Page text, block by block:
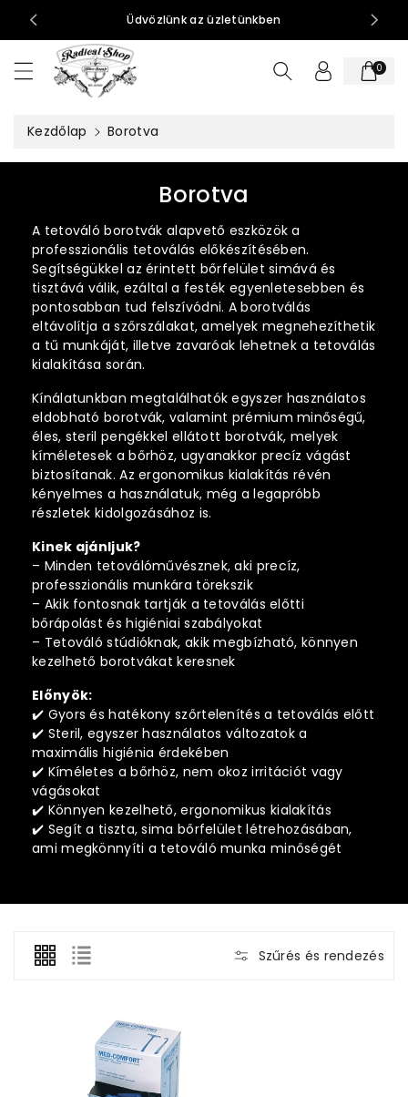
al
m
15:00 Üdvözlünk az üzletünkben
0
Kezdőlap Borotva
K
l
l
e
k
c
ó
:
Borotva
A tetováló borotvák alapvető eszközök a
professzionális tetoválás előkészítésében.
Segítségükkel az érintett bőrfelület simává és
tisztává válik, ezáltal a festék egyenletesebben és
pontosabban tud felszívódni. A borotválás
eltávolítja a szőrszálakat, amelyek megnehezíthetik
a tű munkáját, illetve zavaróak lehetnek a tetoválás
kialakítása során.
Kínálatunkban megtalálhatók egyszer használatos
eldobható borotvák, valamint prémium minőségű,
éles, steril pengékkel ellátott borotvák, melyek
kíméletesek a bőrhöz, ugyanakkor precíz vágást
biztosítanak. Az ergonomikus kialakítás révén
kényelmes a használatuk, még a legapróbb
részletek kidolgozásához is.
Kinek ajánljuk?
– Minden tetoválóművésznek, aki precíz,
professzionális munkára törekszik
– Akik fontosnak tartják a tetoválás előtti
bőrápolást és higiéniai szabályokat
– Tetováló stúdióknak, akik megbízható, könnyen
kezelhető borotvákat keresnek
Előnyök:
✔️ Gyors és hatékony szőrtelenítés a tetoválás előtt
✔️ Steril, egyszer használatos változatok a
maximális higiénia érdekében
✔️ Kíméletes a bőrhöz, nem okoz irritációt vagy
vágásokat
✔️ Könnyen kezelhető, ergonomikus kialakítás
✔️ Segít a tiszta, sima bőrfelület létrehozásában,
ami megkönnyíti a tetováló munka minőségét
Szűrés és rendezés